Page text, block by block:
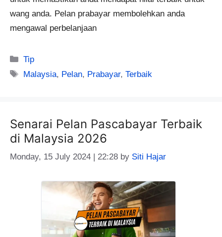
wang anda. Pelan prabayar membolehkan anda
mengawal perbelanjaan
Categories
Tip
Tags
Malaysia, Pelan, Prabayar,Terbaik
Senarai Pelan Pascabayar Terbaik
di Malaysia 2026
Monday, 15 July 2024 | 22:28 by Siti Hajar